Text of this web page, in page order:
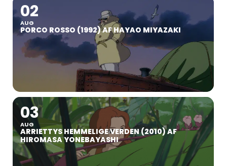
02
AUG
PORCO ROSSO (1992) AF HAYAO MIYAZAKI
03
AUG
ARRIETTYS HEMMELIGE VERDEN (2010) AF
HIROMASA YONEBAYASHI